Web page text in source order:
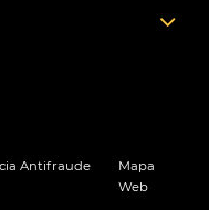
Antifraude
Mapa
Web